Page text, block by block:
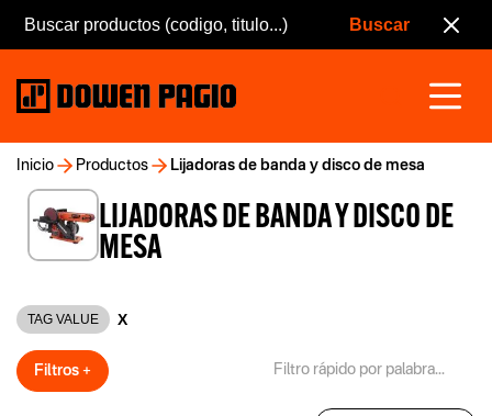
Inicio Productos Lijadoras de banda y disco de mesa
LIJADORAS DE BANDA Y DISCO DE
MESA
TAG VALUE X
Filtros +